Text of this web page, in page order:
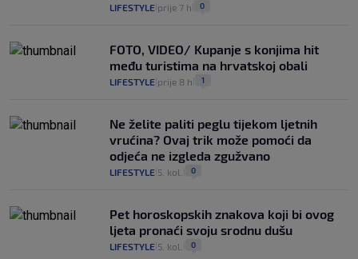
LIFESTYLE prije 7 h 0
FOTO, VIDEO/ Kupanje s konjima hit
među turistima na hrvatskoj obali
LIFESTYLE prije 8 h 1
Ne želite paliti peglu tijekom ljetnih
vrućina? Ovaj trik može pomoći da
odjeća ne izgleda zgužvano
LIFESTYLE 5. kol. 0
Pet horoskopskih znakova koji bi ovog
ljeta pronaći svoju srodnu dušu
LIFESTYLE 5. kol. 0